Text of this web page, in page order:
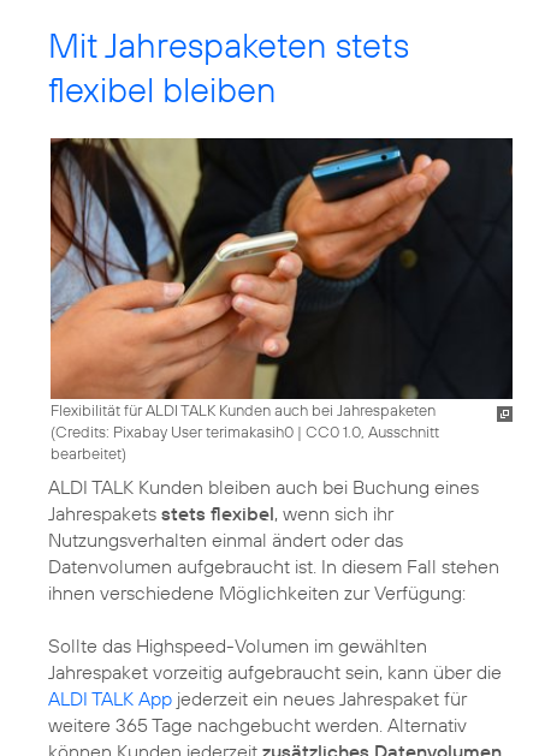
Mit Jahrespaketen stets
flexibel bleiben
Flexibilität für ALDI TALK Kunden auch bei Jahrespaketen
(Credits: Pixabay User terimakasih0 | CC0 1.0, Ausschnitt
bearbeitet)
ALDI TALK Kunden bleiben auch bei Buchung eines
Jahrespakets stets flexibel, wenn sich ihr
Nutzungsverhalten einmal ändert oder das
Datenvolumen aufgebraucht ist. In diesem Fall stehen
ihnen verschiedene Möglichkeiten zur Verfügung:
Sollte das Highspeed-Volumen im gewählten
Jahrespaket vorzeitig aufgebraucht sein, kann über die
ALDI TALK App jederzeit ein neues Jahrespaket für
weitere 365 Tage nachgebucht werden. Alternativ
können Kunden jederzeit zusätzliches Datenvolumen